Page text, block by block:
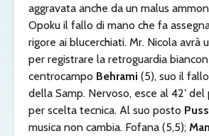
aggravata anche da un malus
Opoku il fallo di mano che fa
rigore ai blucerchiati. Mr. Nicola avrà
per registrare la retroguardia
centrocampo Behrami (5), suo il
della Samp. Nervoso, esce al 42′
per scelta tecnica. Al suo posto
musica non cambia. Fofana (5,5);